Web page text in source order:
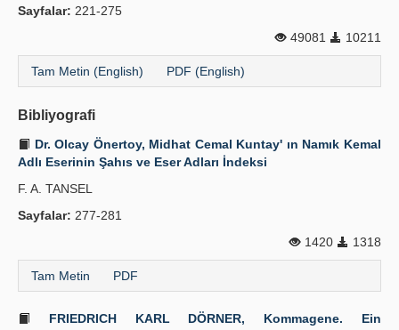
Sayfalar: 221-275
49081
10211
Tam Metin (English) PDF (English)
Bibliyografi
Dr. Olcay Önertoy, Midhat Cemal Kuntay' ın Namık Kemal
Adlı Eserinin Şahıs ve Eser Adları İndeksi
F. A. TANSEL
Sayfalar: 277-281
1420
1318
Tam Metin PDF
FRIEDRICH KARL DÖRNER, Kommagene. Ein